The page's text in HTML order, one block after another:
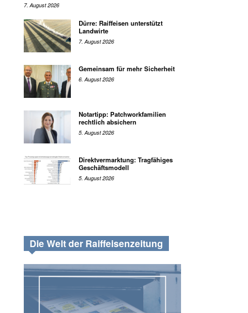
7. August 2026
Dürre: Raiffeisen unterstützt
Landwirte
7. August 2026
Gemeinsam für mehr Sicherheit
6. August 2026
Notartipp: Patchworkfamilien
rechtlich absichern
5. August 2026
Direktvermarktung: Tragfähiges
Geschäftsmodell
5. August 2026
Die Welt der Raiffeisenzeitung